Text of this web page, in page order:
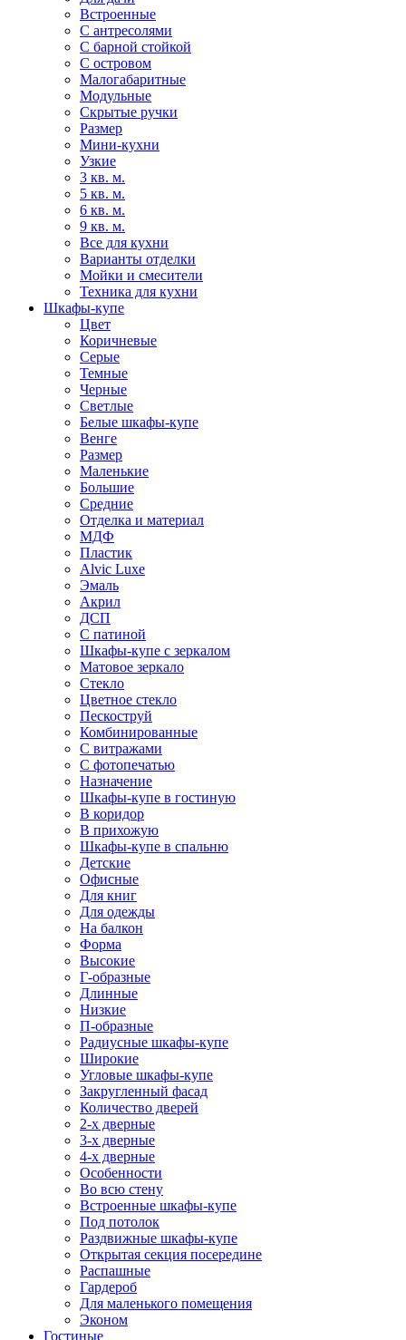
Встроенные
С антресолями
С барной стойкой
С островом
Малогабаритные
Модульные
Скрытые ручки
Размер
Мини-кухни
Узкие
3 кв. м.
5 кв. м.
6 кв. м.
9 кв. м.
Все для кухни
Варианты отделки
Мойки и смесители
Техника для кухни
Шкафы-купе
Цвет
Коричневые
Серые
Темные
Черные
Светлые
Белые шкафы-купе
Венге
Размер
Маленькие
Большие
Средние
Отделка и материал
МДФ
Пластик
Alvic Luxe
Эмаль
Акрил
ДСП
С патиной
Шкафы-купе с зеркалом
Матовое зеркало
Стекло
Цветное стекло
Пескоструй
Комбинированные
С витражами
С фотопечатью
Назначение
Шкафы-купе в гостиную
В коридор
В прихожую
Шкафы-купе в спальню
Детские
Офисные
Для книг
Для одежды
На балкон
Форма
Высокие
Г-образные
Длинные
Низкие
П-образные
Радиусные шкафы-купе
Широкие
Угловые шкафы-купе
Закругленный фасад
Количество дверей
2-х дверные
3-х дверные
4-х дверные
Особенности
Во всю стену
Встроенные шкафы-купе
Под потолок
Раздвижные шкафы-купе
Открытая секция посередине
Распашные
Гардероб
Для маленького помещения
Эконом
Гостиные